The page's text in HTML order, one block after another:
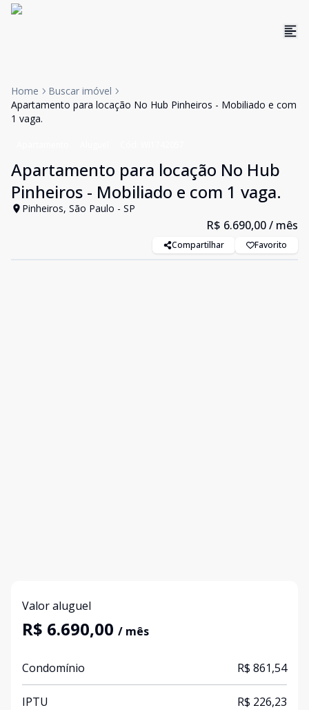
Home
Buscar imóvel
Apartamento para locação No Hub Pinheiros - Mobiliado e com
1 vaga.
Apartamento para locação No Hub
Pinheiros - Mobiliado e com 1 vaga.
Pinheiros, São Paulo - SP
R$ 6.690,00/ mês
Compartilhar Favorito
Valor aluguel
R$ 6.690,00 / mês
Condomínio R$ 861,54
IPTU R$ 226,23